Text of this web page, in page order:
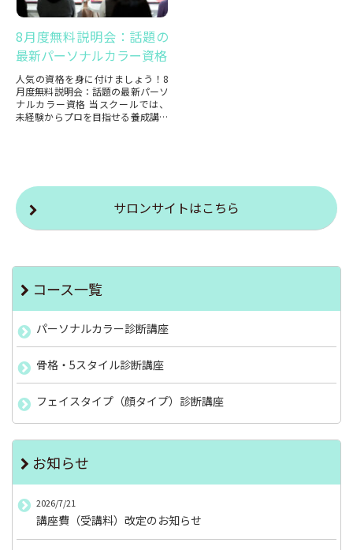
8月度無料説明会：話題の
最新パーソナルカラー資格
人気の資格を身に付けましょう！8
月度無料説明会：話題の最新パーソ
ナルカラー資格 当スクールでは、
未経験からプロを目指せる養成講座
サロンサイトはこちら
コース一覧
パーソナルカラー診断講座
骨格・5スタイル診断講座
フェイスタイプ（顔タイプ）診断講座
お知らせ
2026/7/21
講座費（受講料）改定のお知らせ